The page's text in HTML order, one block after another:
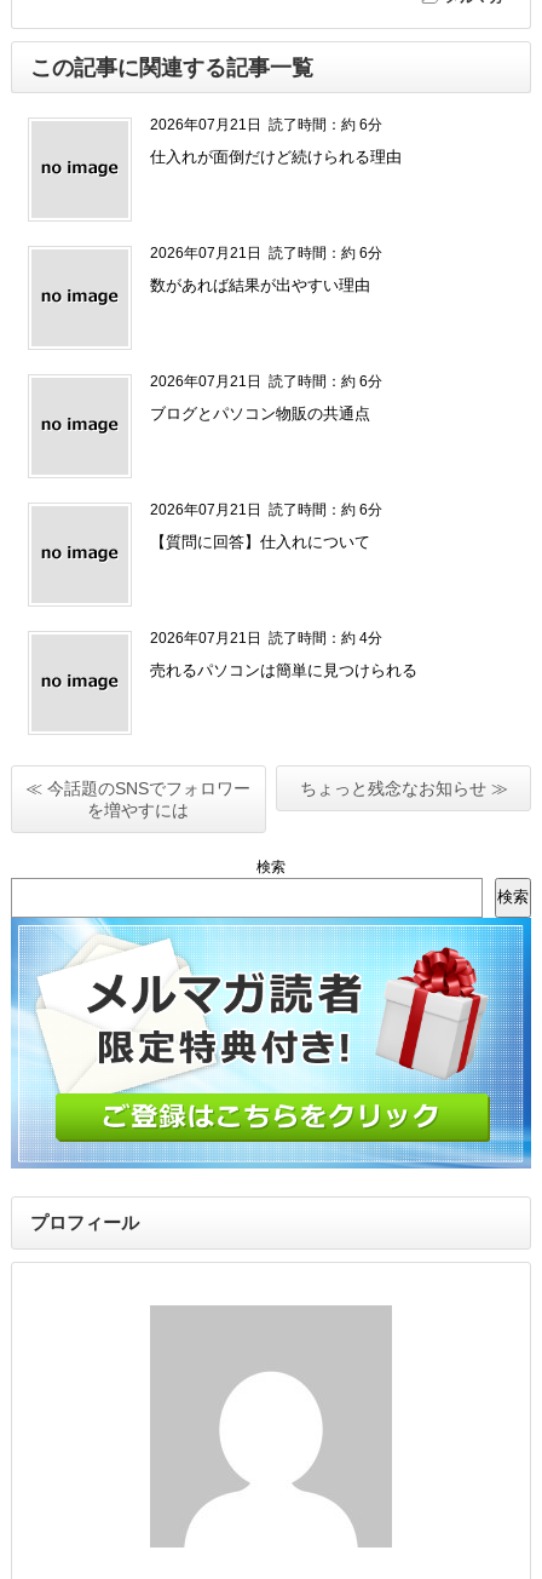
この記事に関連する記事一覧
2026年07月21日 読了時間：約 6分
仕入れが面倒だけど続けられる理由
2026年07月21日 読了時間：約 6分
数があれば結果が出やすい理由
2026年07月21日 読了時間：約 6分
ブログとパソコン物販の共通点
2026年07月21日 読了時間：約 6分
【質問に回答】仕入れについて
2026年07月21日 読了時間：約 4分
売れるパソコンは簡単に見つけられる
≪ 今話題のSNSでフォロワー
を増やすには
ちょっと残念なお知らせ ≫
検索
検索
プロフィール